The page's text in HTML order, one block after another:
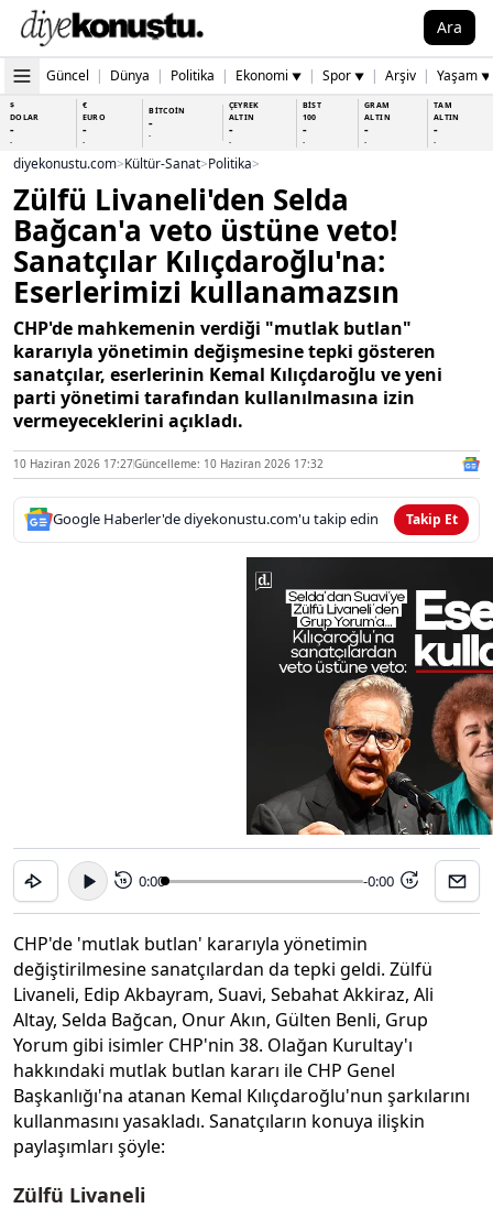
Ara
Güncel | Dünya | Politika | Ekonomi ▼ | Spor ▼ | Arşiv | Yaşam ▼
$
DOLAR
-
-
€
EURO
-
-
BİTCOİN
-
-
ÇEYREK
ALTIN
-
-
BİST
100
-
-
GRAM
ALTIN
-
-
TAM
ALTIN
-
-
diyekonustu.com>Kültür-Sanat>Politika>
Zülfü Livaneli'den Selda
Bağcan'a veto üstüne veto!
Sanatçılar Kılıçdaroğlu'na:
Eserlerimizi kullanamazsın
CHP'de mahkemenin verdiği "mutlak butlan"
kararıyla yönetimin değişmesine tepki gösteren
sanatçılar, eserlerinin Kemal Kılıçdaroğlu ve yeni
parti yönetimi tarafından kullanılmasına izin
vermeyeceklerini açıkladı.
10 Haziran 2026 17:27Güncelleme: 10 Haziran 2026 17:32
Google Haberler'de diyekonustu.com'u takip edin Takip Et
15 0:00 -0:00 15
CHP'de 'mutlak butlan' kararıyla yönetimin
değiştirilmesine sanatçılardan da tepki geldi. Zülfü
Livaneli, Edip Akbayram, Suavi, Sebahat Akkiraz, Ali
Altay, Selda Bağcan, Onur Akın, Gülten Benli, Grup
Yorum gibi isimler CHP'nin 38. Olağan Kurultay'ı
hakkındaki mutlak butlan kararı ile CHP Genel
Başkanlığı'na atanan Kemal Kılıçdaroğlu'nun şarkılarını
kullanmasını yasakladı. Sanatçıların konuya ilişkin
paylaşımları şöyle:
Zülfü Livaneli